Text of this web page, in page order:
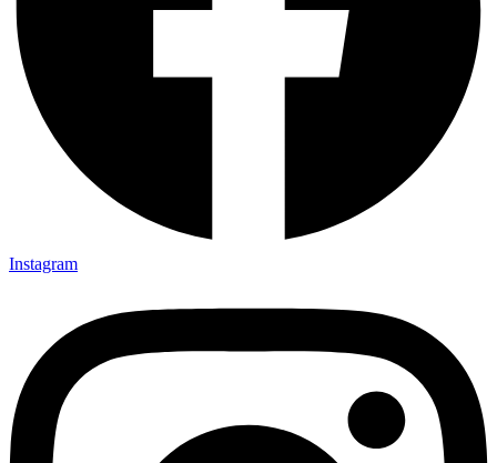
Instagram